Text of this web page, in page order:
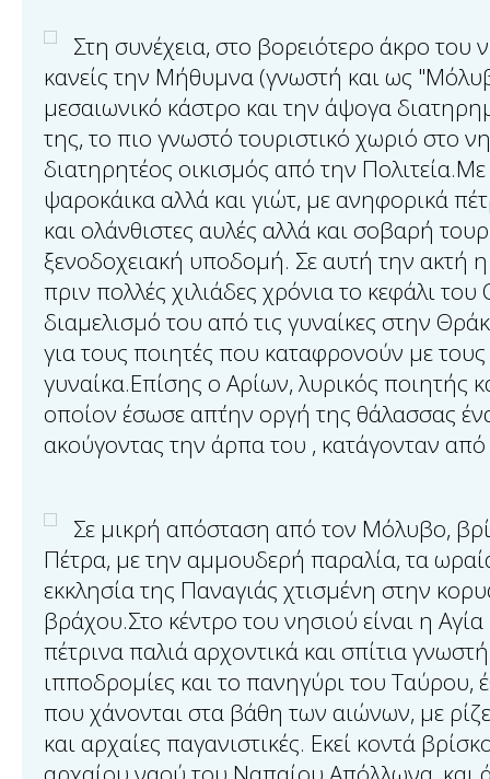
Στη συνέχεια, στο βορειότερο άκρο του
κανείς την Μήθυμνα (γνωστή και ως
μεσαιωνικό κάστρο και την άψογα
της, το πιο γνωστό τουριστικό χωριό στο
διατηρητέος οικισμός από την
ψαροκάικα αλλά και γιώτ, με ανηφορικά
και ολάνθιστες αυλές αλλά και σοβαρή
ξενοδοχειακή υποδομή. Σε αυτή την ακτή
πριν πολλές χιλιάδες χρόνια το κεφάλι
διαμελισμό του από τις γυναίκες στην
για τους ποιητές που καταφρονούν με
γυναίκα.Επίσης ο Αρίων, λυρικός ποιητής
οποίον έσωσε απ΄την οργή της θάλασσας
ακούγοντας την άρπα του , κατάγονταν
Σε μικρή απόσταση από τον Μόλυβο,
Πέτρα, με την αμμουδερή παραλία, τα
εκκλησία της Παναγιάς χτισμένη στην
βράχου.Στο κέντρο του νησιού είναι η
πέτρινα παλιά αρχοντικά και σπίτια γνωστή
ιπποδρομίες και το πανηγύρι του Ταύρου,
που χάνονται στα βάθη των αιώνων, με
και αρχαίες παγανιστικές. Εκεί κοντά